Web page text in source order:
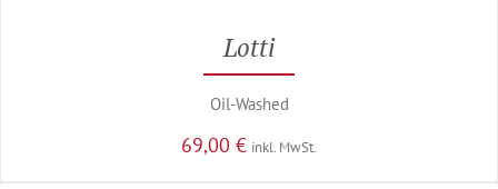
Lotti
Oil-Washed
69,00 € inkl. MwSt.